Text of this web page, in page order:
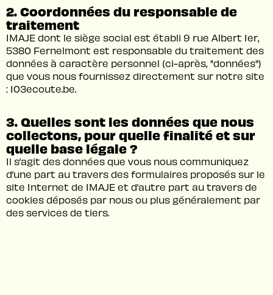
2. Coordonnées du responsable de
traitement
IMAJE dont le siège social est établi 9 rue Albert 1er,
5380 Fernelmont est responsable du traitement des
données à caractère personnel (ci-après, "données")
que vous nous fournissez directement sur notre site
: 103ecoute.be.
3. Quelles sont les données que nous
collectons, pour quelle finalité et sur
quelle base légale ?
Il s’agit des données que vous nous communiquez
d’une part au travers des formulaires proposés sur le
site Internet de IMAJE et d’autre part au travers de
cookies déposés par nous ou plus généralement par
des services de tiers.